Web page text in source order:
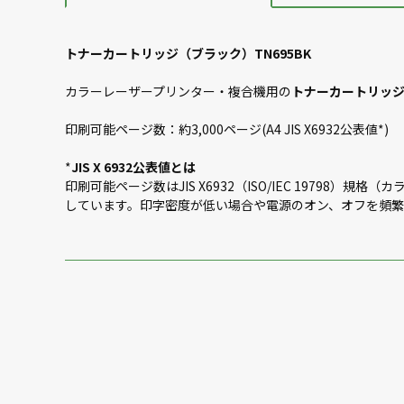
トナーカートリッジ（ブラック）TN695BK
カラーレーザープリンター・複合機用の トナーカートリッ
印刷可能ページ数：約3,000ページ(A4 JIS X6932公表値*)
*JIS X 6932公表値とは
印刷可能ページ数はJIS X6932（ISO/IEC 19798）規格（
しています。印字密度が低い場合や電源のオン、オフを